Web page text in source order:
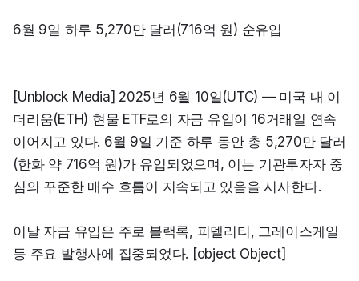
6월 9일 하루 5,270만 달러(716억 원) 순유입
[Unblock Media] 2025년 6월 10일(UTC) — 미국 내 이
더리움(ETH) 현물 ETF로의 자금 유입이 16거래일 연속
이어지고 있다. 6월 9일 기준 하루 동안 총 5,270만 달러
(한화 약 716억 원)가 유입되었으며, 이는 기관투자자 중
심의 꾸준한 매수 흐름이 지속되고 있음을 시사한다.
이날 자금 유입은 주로 블랙록, 피델리티, 그레이스케일
등 주요 발행사에 집중되었다. [object Object]